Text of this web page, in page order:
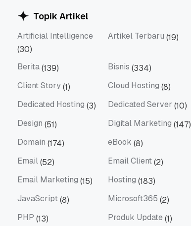
Topik Artikel
Artificial Intelligence
Artificial Intelligence
(30)
Artikel Terbaru (19)
Berita(139) Bisnis (334)
Client Story(1) Cloud Hosting (8)
Dedicated Hosting (3) Dedicated Server (10)
Design (51) Digital Marketing (147)
Domain (174) eBook (8)
Email(52) Email Client(2)
Email Marketing (15) Hosting (183)
JavaScript(8) Microsoft365 (2)
PHP (13) Produk Update (1)